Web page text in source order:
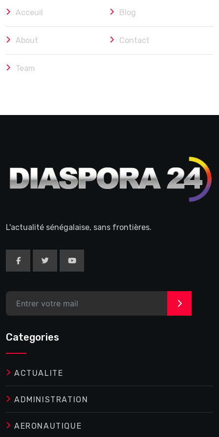
Acceuil Blog
About Contact
Team
L'actualité sénégalaise, sans frontières.
>
Categories
ACTUALITE
ADMINISTRATION
AERONAUTIQUE